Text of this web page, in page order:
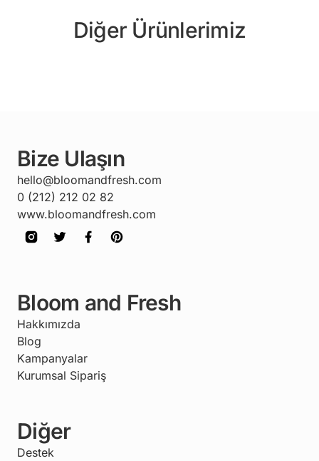
Diğer Ürünlerimiz
Bize Ulaşın
hello@bloomandfresh.com
0 (212) 212 02 82
www.bloomandfresh.com
Bloom and Fresh
Hakkımızda
Blog
Kampanyalar
Kurumsal Sipariş
Diğer
Destek